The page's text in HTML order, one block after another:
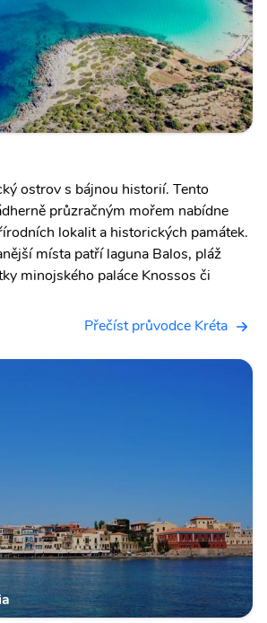
ostrov s bájnou historií. Tento
průzračným mořem nabídne
lokalit a historických památek.
místa patří laguna Balos, pláž
minojského paláce Knossos či
Přečíst průvodce Kréta